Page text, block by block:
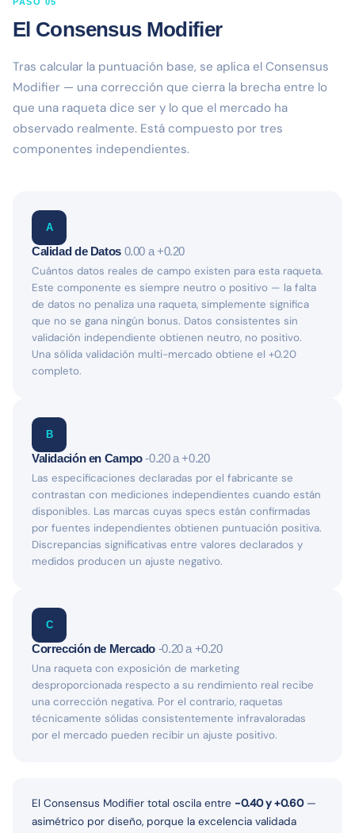
El Consensus Modifier
Tras calcular la puntuación base, se aplica el Consensus
Modifier — una corrección que cierra la brecha entre lo
que una raqueta dice ser y lo que el mercado ha
observado realmente. Está compuesto por tres
componentes independientes.
A
Calidad de Datos 0.00 a +0.20
Cuántos datos reales de campo existen para esta raqueta.
Este componente es siempre neutro o positivo — la falta
de datos no penaliza una raqueta, simplemente significa
que no se gana ningún bonus. Datos consistentes sin
validación independiente obtienen neutro, no positivo.
Una sólida validación multi-mercado obtiene el +0.20
completo.
B
Validación en Campo-0.20 a +0.20
Las especificaciones declaradas por el fabricante se
contrastan con mediciones independientes cuando están
disponibles. Las marcas cuyas specs están confirmadas
por fuentes independientes obtienen puntuación positiva.
Discrepancias significativas entre valores declarados y
medidos producen un ajuste negativo.
C
Corrección de Mercado -0.20 a +0.20
Una raqueta con exposición de marketing
desproporcionada respecto a su rendimiento real recibe
una corrección negativa. Por el contrario, raquetas
técnicamente sólidas consistentemente infravaloradas
por el mercado pueden recibir un ajuste positivo.
El Consensus Modifier total oscila entre -0.40 y +0.60—
asimétrico por diseño, porque la excelencia validada